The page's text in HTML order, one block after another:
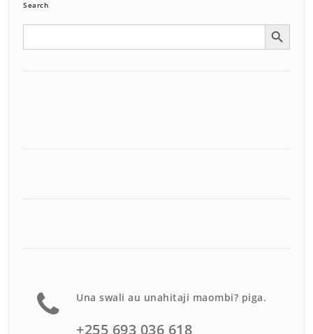
Search
Search Search Button
Una swali au unahitaji maombi? piga.
+255 693 036 618